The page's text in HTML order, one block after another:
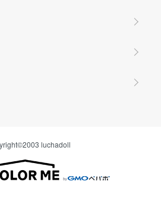
luchadoll